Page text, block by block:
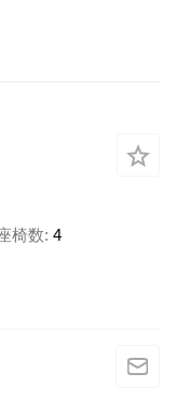
椅数 4